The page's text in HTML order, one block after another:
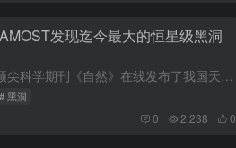
发现迄今最大的恒星级黑洞
2019年11月28日，国际顶尖科学期刊《自然》在线发布了我国天文学家主导的一项重大发现。中国科学院国家天文台刘继峰、张昊彤研究员领导的研究团队发现了一颗迄今为止最大质量的恒星级黑洞，这颗70倍太阳质...
# 黑洞
0 2,238 0